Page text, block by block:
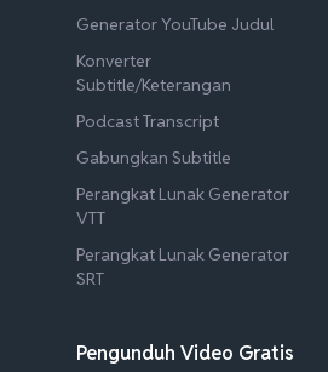
Generator YouTube Judul
Konverter
Subtitle/Keterangan
Podcast Transcript
Gabungkan Subtitle
Perangkat Lunak Generator
VTT
Perangkat Lunak Generator
SRT
Pengunduh Video Gratis